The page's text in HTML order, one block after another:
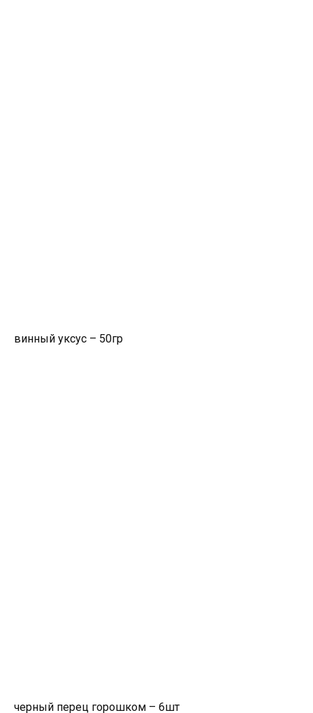
винный уксус – 50гр
черный перец горошком – 6шт